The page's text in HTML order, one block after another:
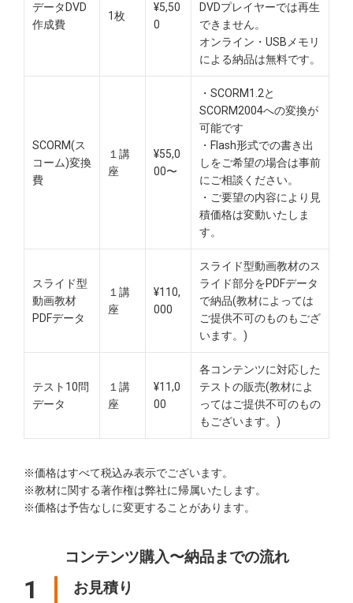
データDVD
作成費
1枚
¥5,50
0
DVDプレイヤーでは再生
できません。
オンライン・USBメモリ
による納品は無料です。​
SCORM(ス
コーム)変換
費
１講
座
¥55,0
00〜
・SCORM1.2と
SCORM2004への変換が
可能です
・Flash形式での書き出
しをご希望の場合は事前
にご相談ください。
・ご要望の内容により見
積価格は変動いたしま
す。
スライド型
動画教材
PDFデータ
１講
座
¥110,
000
スライド型動画教材のス
ライド部分をPDFデータ
で納品(教材によっては
ご提供不可のものもござ
います。)
テスト10問
データ
１講
座
¥11,0
00
各コンテンツに対応した
テストの販売(教材によ
ってはご提供不可のもの
もございます。)
※価格はすべて税込み表示でございます。
※教材に関する著作権は弊社に帰属いたします。
※価格は予告なしに変更することがあります。
コンテンツ購入〜納品までの流れ
1 お見積り